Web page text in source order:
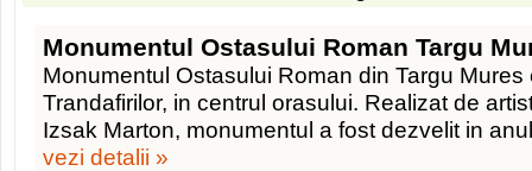
Monumentul Ostasului Roman Targu
Monumentul Ostasului Roman din Targu
Trandafirilor, in centrul orasului. Realizat de
Izsak Marton, monumentul a fost dezvelit in
vezi detalii »